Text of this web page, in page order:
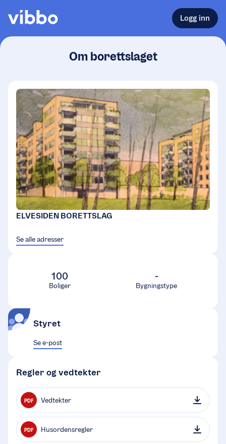
Logg inn
Om borettslaget
ELVESIDEN BORETTSLAG
Se alle adresser
100
Boliger
-
Bygningstype
Styret
Se e-post
Regler og vedtekter
PDF Vedtekter
PDF Husordensregler